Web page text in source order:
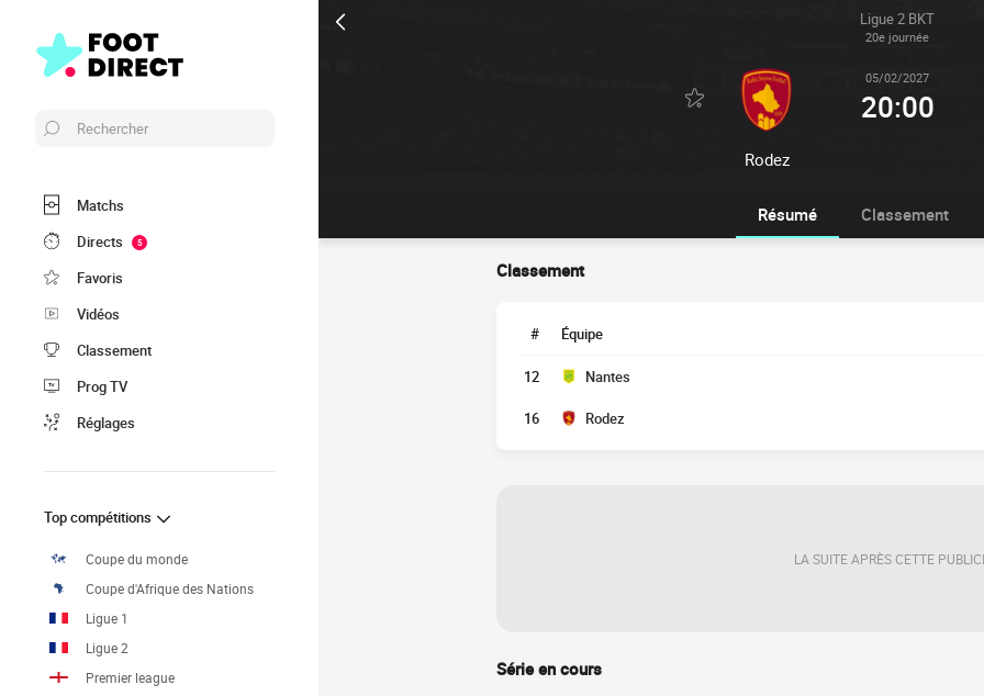
Ligue 2 BKT
20e journée
Rodez
05/02/2027
20:00
Rechercher
Matchs
Directs
5
Favoris
Vidéos
Classement
Prog TV
Réglages
Top compétitions
Coupe du monde
Coupe d'Afrique des Nations
Ligue 1
Ligue 2
Premier league
Résumé Classement
Classement
# Équipe
12 Nantes
16 Rodez
LA SUITE APRÈS CETTE
Série en cours